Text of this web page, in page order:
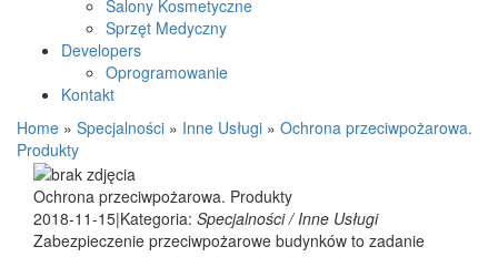
Salony Kosmetyczne
Sprzęt Medyczny
Developers
Oprogramowanie
Kontakt
Home » Specjalności » Inne Usługi » Ochrona przeciwpożarowa.
Produkty
Ochrona przeciwpożarowa. Produkty
2018-11-15|Kategoria: Specjalności / Inne Usługi
Zabezpieczenie przeciwpożarowe budynków to zadanie